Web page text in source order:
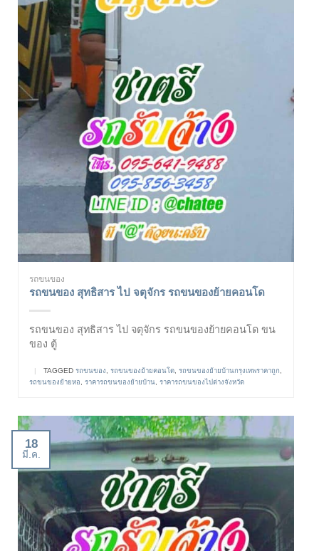
รถขนของ
รถขนของ สุทธิสาร ไป จตุจักร รถขนของย้ายคอนโด
รถขนของ สุทธิสาร ไป จตุจักร รถขนของย้ายคอนโด ขน
ของ ตู้
| TAGGED รถขนของ รถขนของย้ายคอนโด รถขนของย้ายบ้านกรุงเทพราคาถูก
รถขนของย้ายหอ
ราคารถขนของย้ายบ้าน ราคารถขนของไปต่างจังหวัด
18
มี.ค.